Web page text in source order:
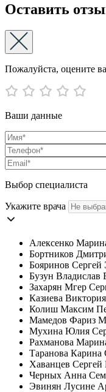
Оставить
Пожалуйста, оцените
Ваши данные
Выбор специалиста
Укажите врача
Алексенко
Бортников
Бояринов Сергей
Бузун Владислав
Захарян Мгер
Казиева
Колиш Максим
Мамедов Фариз
Мухина Юлия
Рахманова
Таранова Карина
Хаванцев
Черных Анна
Эвинян Лусине